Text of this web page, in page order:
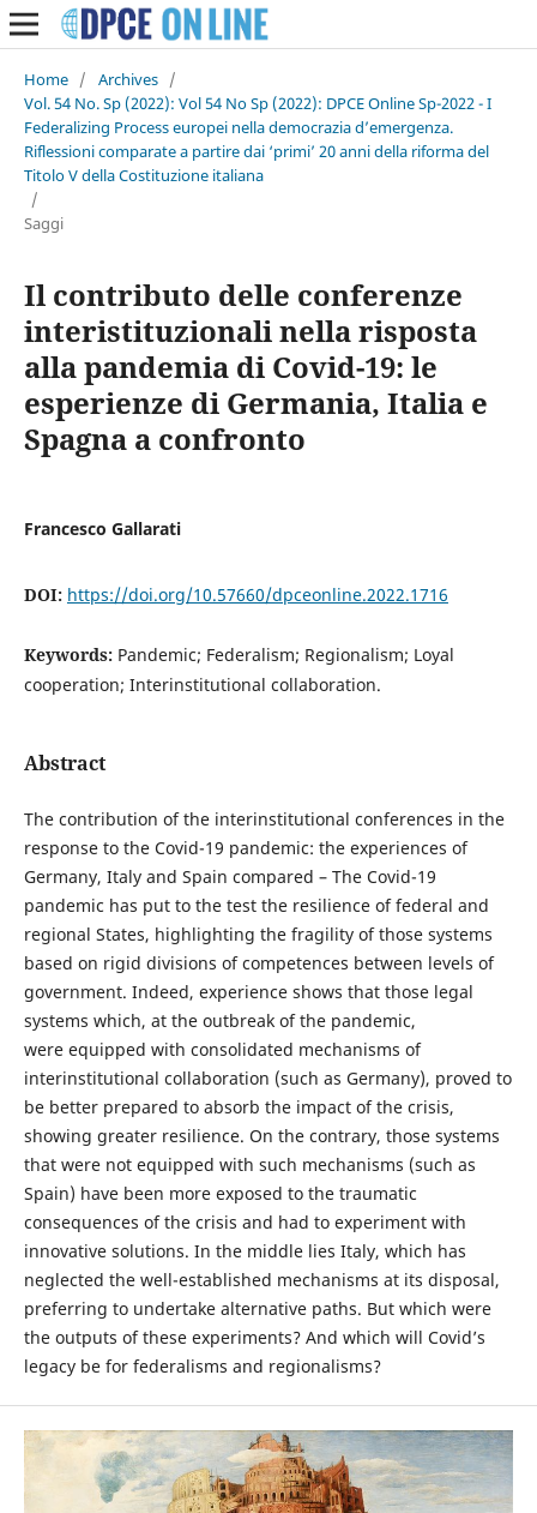
Home / Archives /
Vol. 54 No. Sp (2022): Vol 54 No Sp (2022): DPCE Online Sp-2022 - I
Federalizing Process europei nella democrazia d’emergenza.
Riflessioni comparate a partire dai ‘primi’ 20 anni della riforma del
Titolo V della Costituzione italiana
/
Saggi
Il contributo delle conferenze
interistituzionali nella risposta
alla pandemia di Covid-19: le
esperienze di Germania, Italia e
Spagna a confronto
Francesco Gallarati
DOI: https://doi.org/10.57660/dpceonline.2022.1716
Keywords: Pandemic; Federalism; Regionalism; Loyal
cooperation; Interinstitutional collaboration.
Abstract
The contribution of the interinstitutional conferences in the
response to the Covid-19 pandemic: the experiences of
Germany, Italy and Spain compared – The Covid-19
pandemic has put to the test the resilience of federal and
regional States, highlighting the fragility of those systems
based on rigid divisions of competences between levels of
government. Indeed, experience shows that those legal
systems which, at the outbreak of the pandemic,
were equipped with consolidated mechanisms of
interinstitutional collaboration (such as Germany), proved to
be better prepared to absorb the impact of the crisis,
showing greater resilience. On the contrary, those systems
that were not equipped with such mechanisms (such as
Spain) have been more exposed to the traumatic
consequences of the crisis and had to experiment with
innovative solutions. In the middle lies Italy, which has
neglected the well-established mechanisms at its disposal,
preferring to undertake alternative paths. But which were
the outputs of these experiments? And which will Covid’s
legacy be for federalisms and regionalisms?